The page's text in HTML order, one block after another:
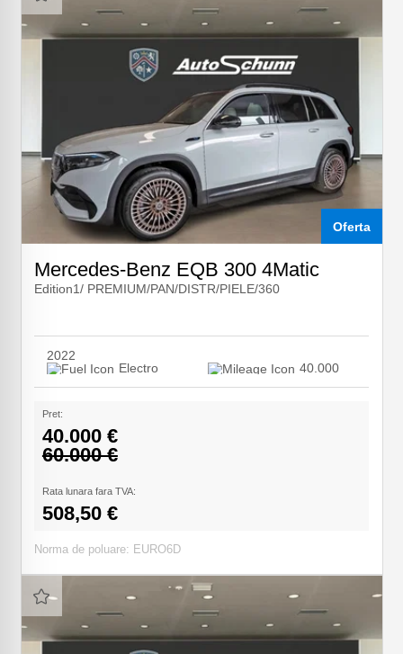
Oferta
Mercedes-Benz EQB 300 4Matic
Edition1/ PREMIUM/PAN/DISTR/PIELE/360
2022
40.000
Electro
Pret:
40.000 €
60.000 €
Rata lunara fara TVA:
508,50 €
Norma de poluare: EURO6D